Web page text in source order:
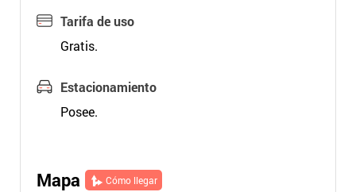
Tarifa de uso
Gratis.
Estacionamiento
Posee.
Mapa Cómo llegar